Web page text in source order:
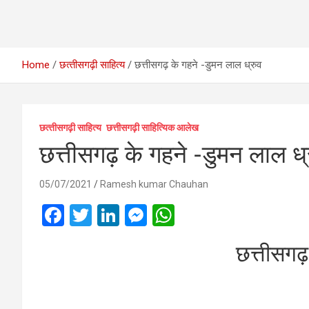
Home छत्‍तीसगढ़ी साहित्‍य छत्तीसगढ़ के गहने -डुमन लाल ध्रुव
छत्‍तीसगढ़ी साहित्‍य छत्तीसगढ़ी साहित्यिक आलेख
छत्तीसगढ़ के गहने -डुमन लाल
05/07/2021 Ramesh kumar Chauhan
F
T
Li
M